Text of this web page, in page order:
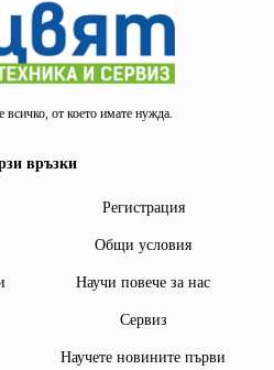
от което имате нужда.
връзки
Регистрация
Общи условия
Научи повече за нас
Сервиз
Научете новините първи